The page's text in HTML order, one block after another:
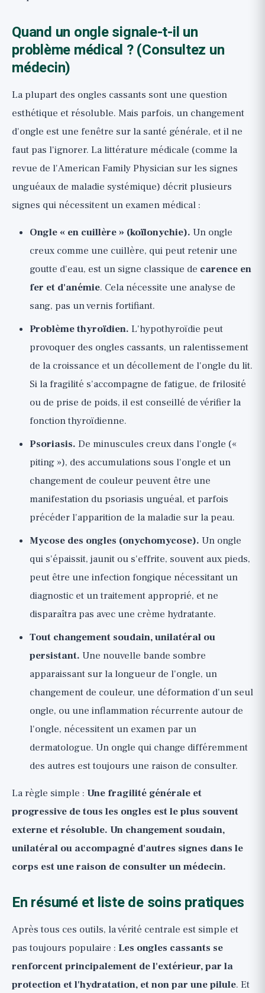
Quand un ongle signale-t-il un
problème médical ? (Consultez un
médecin)
La plupart des ongles cassants sont une question
esthétique et résoluble. Mais parfois, un changement
d'ongle est une fenêtre sur la santé générale, et il ne
faut pas l'ignorer. La littérature médicale (comme la
revue de l'American Family Physician sur les signes
unguéaux de maladie systémique) décrit plusieurs
signes qui nécessitent un examen médical :
Ongle « en cuillère » (koïlonychie). Un ongle
creux comme une cuillère, qui peut retenir une
goutte d'eau, est un signe classique de carence en
fer et d'anémie. Cela nécessite une analyse de
sang, pas un vernis fortifiant.
Problème thyroïdien. L'hypothyroïdie peut
provoquer des ongles cassants, un ralentissement
de la croissance et un décollement de l'ongle du lit.
Si la fragilité s'accompagne de fatigue, de frilosité
ou de prise de poids, il est conseillé de vérifier la
fonction thyroïdienne.
Psoriasis. De minuscules creux dans l'ongle («
piting »), des accumulations sous l'ongle et un
changement de couleur peuvent être une
manifestation du psoriasis unguéal, et parfois
précéder l'apparition de la maladie sur la peau.
Mycose des ongles (onychomycose). Un ongle
qui s'épaissit, jaunit ou s'effrite, souvent aux pieds,
peut être une infection fongique nécessitant un
diagnostic et un traitement approprié, et ne
disparaîtra pas avec une crème hydratante.
Tout changement soudain, unilatéral ou
persistant. Une nouvelle bande sombre
apparaissant sur la longueur de l'ongle, un
changement de couleur, une déformation d'un seul
ongle, ou une inflammation récurrente autour de
l'ongle, nécessitent un examen par un
dermatologue. Un ongle qui change différemment
des autres est toujours une raison de consulter.
La règle simple : Une fragilité générale et
progressive de tous les ongles est le plus souvent
externe et résoluble. Un changement soudain,
unilatéral ou accompagné d'autres signes dans le
corps est une raison de consulter un médecin.
En résumé et liste de soins pratiques
Après tous ces outils, la vérité centrale est simple et
pas toujours populaire : Les ongles cassants se
renforcent principalement de l'extérieur, par la
protection et l'hydratation, et non par une pilule. Et